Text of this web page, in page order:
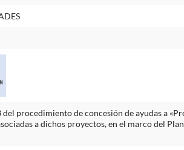
procedimiento de concesión de ayudas a
a dichos proyectos, en el marco del